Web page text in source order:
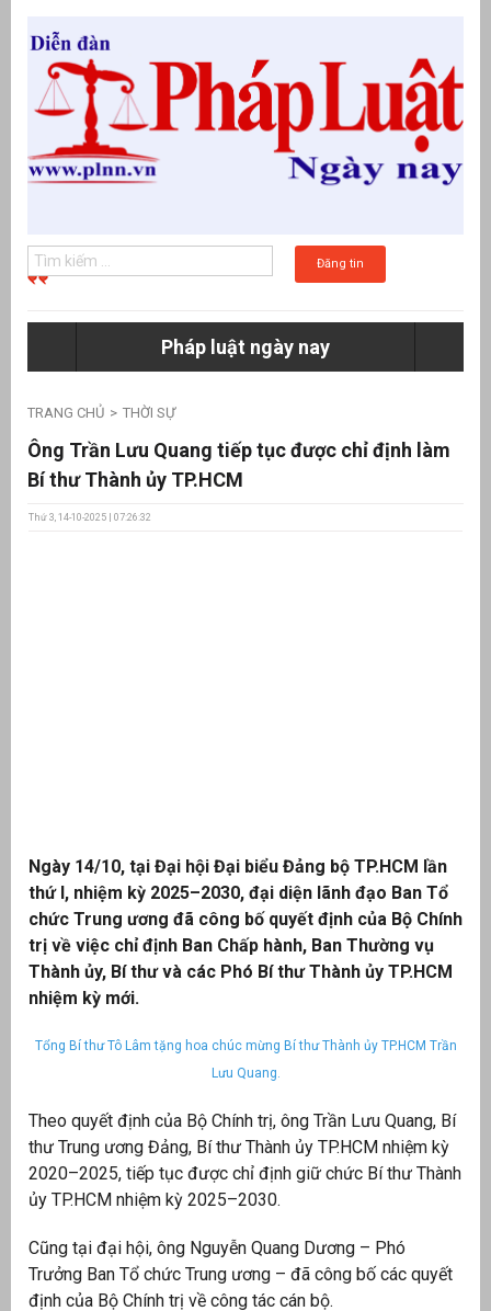
Đăng tin
Pháp luật ngày nay
TRANG CHỦ THỜI SỰ
Ông Trần Lưu Quang tiếp tục được chỉ định làm
Bí thư Thành ủy TP.HCM
Thứ 3, 14-10-2025 | 07:26:32
Ngày 14/10, tại Đại hội Đại biểu Đảng bộ TP.HCM lần
thứ I, nhiệm kỳ 2025–2030, đại diện lãnh đạo Ban Tổ
chức Trung ương đã công bố quyết định của Bộ Chính
trị về việc chỉ định Ban Chấp hành, Ban Thường vụ
Thành ủy, Bí thư và các Phó Bí thư Thành ủy TP.HCM
nhiệm kỳ mới.
Tổng Bí thư Tô Lâm tặng hoa chúc mừng Bí thư Thành ủy TP.HCM Trần
Lưu Quang.
Theo quyết định của Bộ Chính trị, ông Trần Lưu Quang, Bí
thư Trung ương Đảng, Bí thư Thành ủy TP.HCM nhiệm kỳ
2020–2025, tiếp tục được chỉ định giữ chức Bí thư Thành
ủy TP.HCM nhiệm kỳ 2025–2030.
Cũng tại đại hội, ông Nguyễn Quang Dương – Phó
Trưởng Ban Tổ chức Trung ương – đã công bố các quyết
định của Bộ Chính trị về công tác cán bộ.